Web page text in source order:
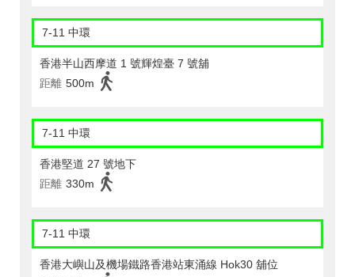
7-11 中環
香港半山西摩道 1 號輝煌臺 7 號舖
距離 500m
7-11 中環
香港堅道 27 號地下
距離 330m
7-11 中環
香港大嶼山及機場鐵路香港站東涌線 Hok30 舖位